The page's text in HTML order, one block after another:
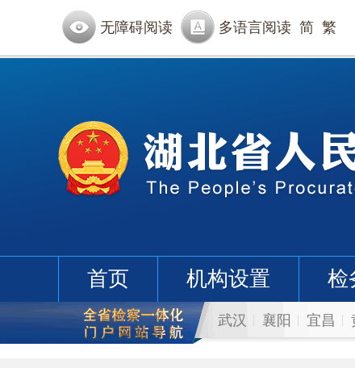
无障碍阅读 多语言阅读 简 繁
首页 机构设置 检
武汉 襄阳 宜昌